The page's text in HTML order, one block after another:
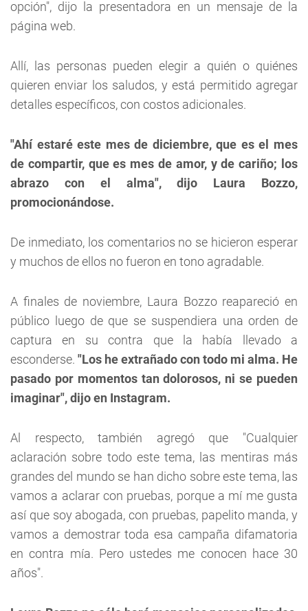
opción", dijo la presentadora en un mensaje de la
página web.
Allí, las personas pueden elegir a quién o quiénes
quieren enviar los saludos, y está permitido agregar
detalles específicos, con costos adicionales.
"Ahí estaré este mes de diciembre, que es el mes
de compartir, que es mes de amor, y de cariño; los
abrazo con el alma", dijo Laura Bozzo,
promocionándose.
De inmediato, los comentarios no se hicieron esperar
y muchos de ellos no fueron en tono agradable.
A finales de noviembre, Laura Bozzo reapareció en
público luego de que se suspendiera una orden de
captura en su contra que la había llevado a
esconderse. "Los he extrañado con todo mi alma. He
pasado por momentos tan dolorosos, ni se pueden
imaginar", dijo en Instagram.
Al respecto, también agregó que "Cualquier
aclaración sobre todo este tema, las mentiras más
grandes del mundo se han dicho sobre este tema, las
vamos a aclarar con pruebas, porque a mí me gusta
así que soy abogada, con pruebas, papelito manda, y
vamos a demostrar toda esa campaña difamatoria
en contra mía. Pero ustedes me conocen hace 30
años".